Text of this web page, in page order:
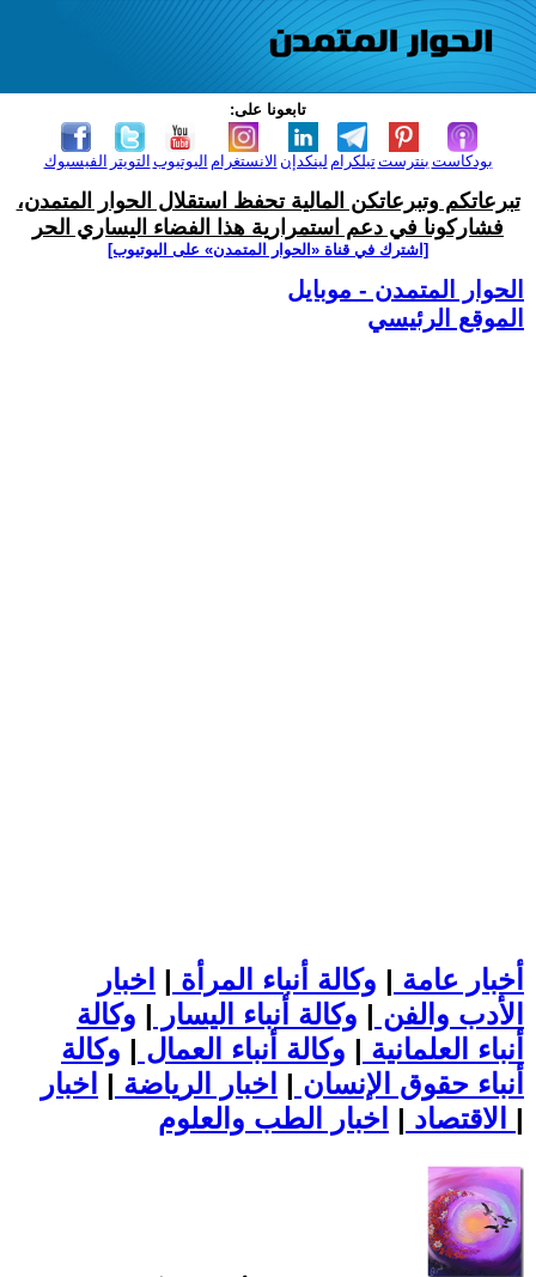
تابعونا على:
الفيسبوك التويتر اليوتيوب الانستغرام لينكدإن تيلكرامبنترست بودكاست
تبرعاتكم وتبرعاتكن المالية تحفظ استقلال الحوار المتمدن،
فشاركونا في دعم استمرارية هذا الفضاء اليساري الحر
[اشترك في قناة ‫«الحوار المتمدن» على اليوتيوب]
الحوار المتمدن - موبايل
الموقع الرئيسي
أخبار عامة | وكالة أنباء المرأة | اخبار
الأدب والفن | وكالة أنباء اليسار | وكالة
أنباء العلمانية | وكالة أنباء العمال | وكالة
أنباء حقوق الإنسان | اخبار الرياضة | اخبار
الاقتصاد | |